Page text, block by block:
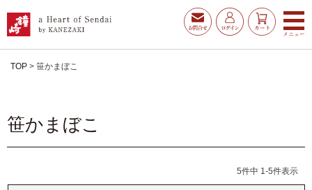
TOP 笹かまぼこ
笹かまぼこ
5件中 1 -5件表示